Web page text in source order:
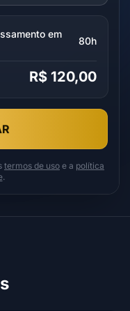
em
80h
R$ 120,00
termos de uso e a política
.